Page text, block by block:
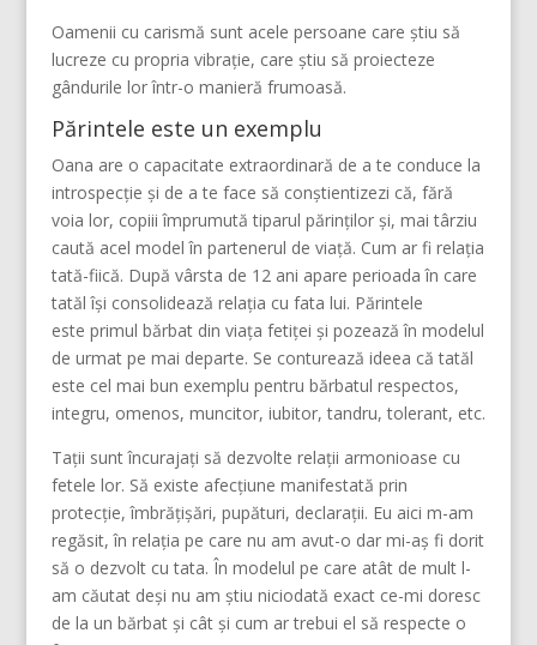
Oamenii cu carismă sunt acele persoane care știu să
lucreze cu propria vibrație, care știu să proiecteze
gândurile lor într-o manieră frumoasă.
Părintele este un exemplu
Oana are o capacitate extraordinară de a te conduce la
introspecție și de a te face să conștientizezi că, fără
voia lor, copiii împrumută tiparul părinților și, mai târziu
caută acel model în partenerul de viață. Cum ar fi relația
tată-fiică. După vârsta de 12 ani apare perioada în care
tatăl își consolidează relația cu fata lui. Părintele
este primul bărbat din viața fetiței și pozează în modelul
de urmat pe mai departe. Se conturează ideea că tatăl
este cel mai bun exemplu pentru bărbatul respectos,
integru, omenos, muncitor, iubitor, tandru, tolerant, etc.
Tații sunt încurajați să dezvolte relații armonioase cu
fetele lor. Să existe afecțiune manifestată prin
protecție, îmbrățișări, pupături, declarații. Eu aici m-am
regăsit, în relația pe care nu am avut-o dar mi-aș fi dorit
să o dezvolt cu tata. În modelul pe care atât de mult l-
am căutat deși nu am știu niciodată exact ce-mi doresc
de la un bărbat și cât și cum ar trebui el să respecte o